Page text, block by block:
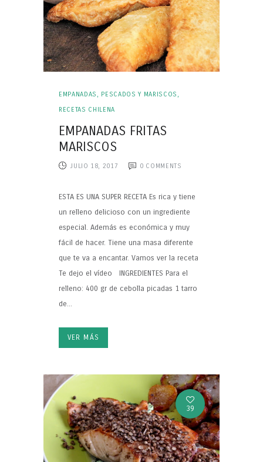
EMPANADAS , PESCADOS Y MARISCOS ,
RECETAS CHILENA
EMPANADAS FRITAS
MARISCOS
JULIO 18, 2017 0 COMMENTS
ESTA ES UNA SUPER RECETA Es rica y tiene
un relleno delicioso con un ingrediente
especial. Además es económica y muy
fácil de hacer. Tiene una masa diferente
que te va a encantar. Vamos ver la receta
Te dejo el vídeo INGREDIENTES Para el
relleno: 400 gr de cebolla picadas 1 tarro
de...
VER MÁS
39